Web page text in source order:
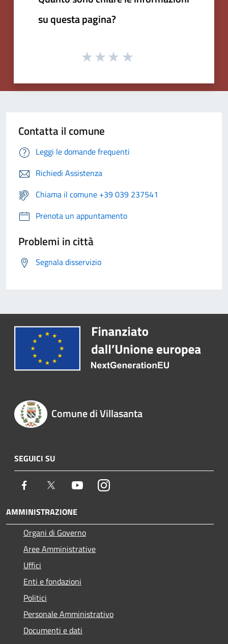
su questa pagina?
Contatta il comune
Leggi le domande frequenti
Richiedi Assistenza
Chiama il comune +39 039 237541
Prenota un appuntamento
Problemi in città
Segnala disservizio
Comune di Villasanta
SEGUICI SU
Facebook Twitter YoutubeInstagram
AMMINISTRAZIONE
Organi di Governo
Aree Amministrative
Uffici
Enti e fondazioni
Politici
Personale Amministrativo
Documenti e dati